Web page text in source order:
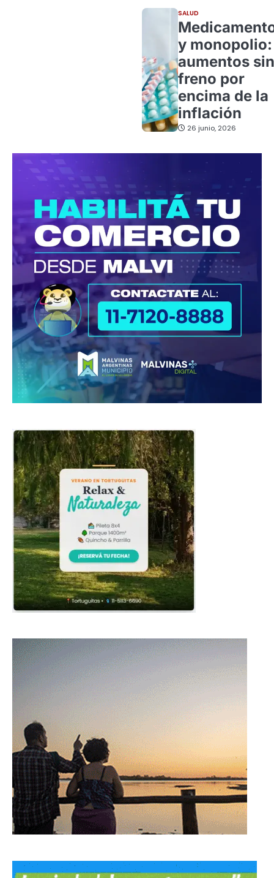
SALUD
y monopolio:
aumentos sin
freno por
encima de la
inflación
26 junio, 2026